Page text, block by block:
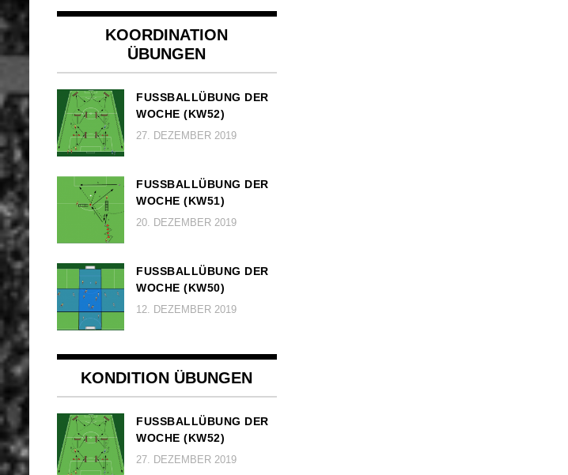
KOORDINATION
ÜBUNGEN
FUSSBALLÜBUNG DER W
OCHE (KW52)
27. DEZEMBER 2019
FUSSBALLÜBUNG DER W
OCHE (KW51)
20. DEZEMBER 2019
FUSSBALLÜBUNG DER W
OCHE (KW50)
12. DEZEMBER 2019
KONDITION ÜBUNGEN
FUSSBALLÜBUNG DER W
OCHE (KW52)
27. DEZEMBER 2019